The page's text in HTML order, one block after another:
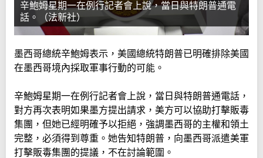
辛鮑姆星期一在例行記者會上說，當日與特朗普通電
話。（法新社）
墨西哥總統辛鮑姆表示，美國總統特朗普已明確排除美國
在墨西哥境內採取軍事行動的可能。
辛鮑姆星期一在例行記者會上說，當日與特朗普通電話，
對方再次表明如果墨方提出請求，美方可以協助打擊販毒
集團，但她已經明確予以拒絕，強調墨西哥的主權和領土
完整，必須得到尊重。她告知特朗普，向墨西哥派遣美軍
打擊販毒集團的提議，不在討論範圍。